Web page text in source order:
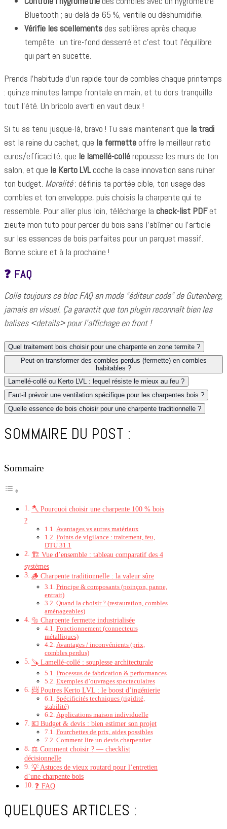
Bluetooth ; au-delà de 65 %, ventile ou déshumidifie.
Vérifie les scellementsdes sablières après chaque
tempête : un tire-fond desserré et c’est tout l’équilibre
qui part en sucette.
Prends l’habitude d’un rapide tour de combles chaque printemps
: quinze minutes lampe frontale en main, et tu dors tranquille
tout l’été. Un bricolo averti en vaut deux !
Si tu as tenu jusque-là, bravo ! Tu sais maintenant que la tradi
est la reine du cachet, que la fermetteoffre le meilleur ratio
euros/efficacité, que le lamellé-collérepousse les murs de ton
salon, et que le Kerto LVLcoche la case innovation sans ruiner
ton budget. Moralité: définis ta portée cible, ton usage des
combles et ton enveloppe, puis choisis la charpente qui te
ressemble. Pour aller plus loin, télécharge la check-list PDFet
zieute mon tuto pour percer du bois sans l’abîmer ou l’article
sur les essences de bois parfaites pour un parquet massif.
Bonne sciure et à la prochaine !
❓ FAQ
Colle toujours ce bloc FAQ en mode “éditeur code” de Gutenberg,
jamais en visuel. Ça garantit que ton plugin reconnaît bien les
balises <details> pour l’affichage en front !
Quel traitement bois choisir pour une charpente en zone termite ?
Peut-on transformer des combles perdus (fermette) en combles
habitables ?
Lamellé-collé ou Kerto LVL : lequel résiste le mieux au feu ?
Faut-il prévoir une ventilation spécifique pour les charpentes bois ?
Quelle essence de bois choisir pour une charpente traditionnelle ?
SOMMAIRE DU POST :
Sommaire
🪓 Pourquoi choisir une charpente 100 % bois
?
Avantages vs autres matériaux
Points de vigilance : traitement, feu,
DTU 31.1
🏗️ Vue d’ensemble : tableau comparatif des 4
systèmes
🪵 Charpente traditionnelle : la valeur sûre
Principe & composants (poinçon, panne,
entrait)
Quand la choisir ? (restauration, combles
aménageables)
🔩 Charpente fermette industrialisée
Fonctionnement (connecteurs
métalliques)
Avantages / inconvénients (prix,
combles perdus)
🪚 Lamellé-collé : souplesse architecturale
Processus de fabrication & performances
Exemples d’ouvrages spectaculaires
📨 Poutres Kerto LVL : le boost d’ingénierie
Spécificités techniques (rigidité,
stabilité)
Applications maison individuelle
💶 Budget & devis : bien estimer son projet
Fourchettes de prix, aides possibles
Comment lire un devis charpentier
⚖️ Comment choisir ? — checklist
décisionnelle
💡 Astuces de vieux routard pour l’entretien
d’une charpente bois
❓ FAQ
QUELQUES ARTICLES :